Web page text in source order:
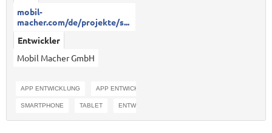
mobil-
macher.com/de/projekte/s...
Entwickler
Mobil Macher GmbH
APP ENTWICKLUNG APP ENTWICKLER
SMARTPHONE TABLET ENTWICKLER BRAUNSCHWEIG